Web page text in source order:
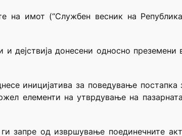
имот (“Службен весник на Република
донесени односно преземени
иницијатива за поведување постапка
елементи на утврдување на
запре од извршување поединечните